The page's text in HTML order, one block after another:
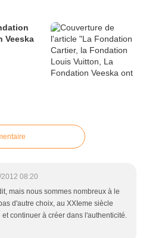
Veeska
08:20
mais nous sommes nombreux à le
d'autre choix, au XXIeme siècle
continuer à créer dans l'authenticité.